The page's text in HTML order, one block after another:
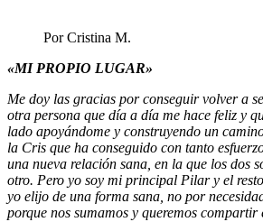
Por Cristina M.
«MI PROPIO LUGAR»
Me doy las gracias por conseguir volver a
otra persona que día a día me hace feliz y
lado apoyándome y construyendo un
la Cris que ha conseguido con tanto
una nueva relación sana, en la que los dos
otro. Pero yo soy mi principal Pilar y el
yo elijo de una forma sana, no por
porque nos sumamos y queremos compartir